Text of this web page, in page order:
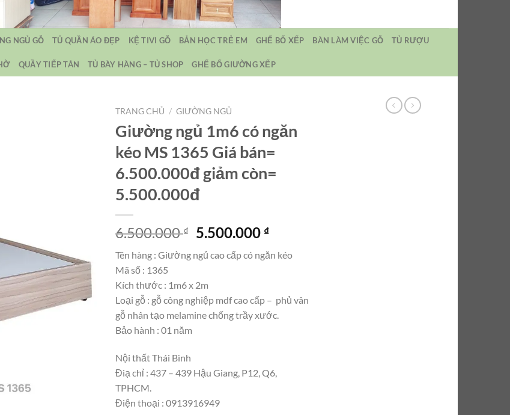
NGỦ GỖ TỦ QUẦN ÁO ĐẸP KỆ TIVI GỖ BẢN HỌC TRẺ EM GHẾ BỐ XẾP BÀN LÀM VIỆC GỖ TỦ RƯỢU
QUẦY TIẾP TÂN TỦ BÀY HÀNG – TỦ SHOP GHẾ BỐ GIƯỜNG XẾP
TRANG CHỦ / GIƯỜNG NGỦ
Giường ngủ 1m6 có ngăn
kéo MS 1365 Giá bán=
6.500.000đ giảm còn=
5.500.000đ
6.500.000₫
Giá
là:
5.500.000 ₫Giá
tại
Tên hàng : Giường ngủ cao cấp có ngăn kéo
Mã số : 1365
Kích thước : 1m6 x 2m
Loại gỗ : gỗ công nghiệp mdf cao cấp – phủ vân
gỗ nhân tạo melamine chống trầy xước.
Bảo hành : 01 năm
Nội thất Thái Bình
Điạ chỉ : 437 – 439 Hậu Giang, P12, Q6,
TPHCM.
Điện thoại : 0913916949